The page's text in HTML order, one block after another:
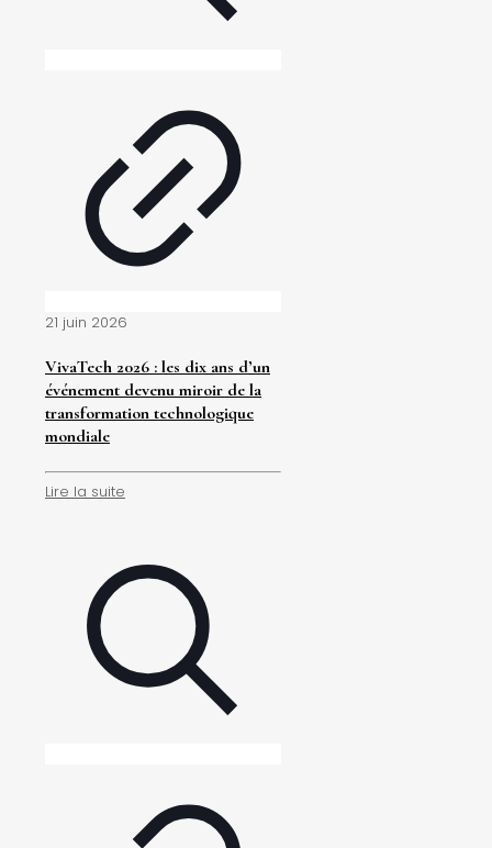
21 juin 2026
VivaTech 2026 : les dix ans d’un
événement devenu miroir de la
transformation technologique
mondiale
Lire la suite